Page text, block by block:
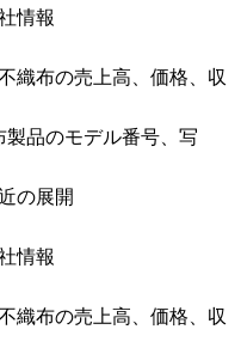
情報
織布の売上高、価格、収
製品のモデル番号、写
の展開
情報
織布の売上高、価格、収